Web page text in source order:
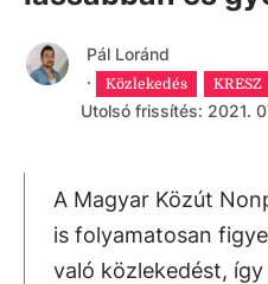
Pál Loránd
·
Közlekedés KRESZ
Utolsó frissítés: 2021.
A Magyar Közút
is folyamatosan
való közlekedést, így